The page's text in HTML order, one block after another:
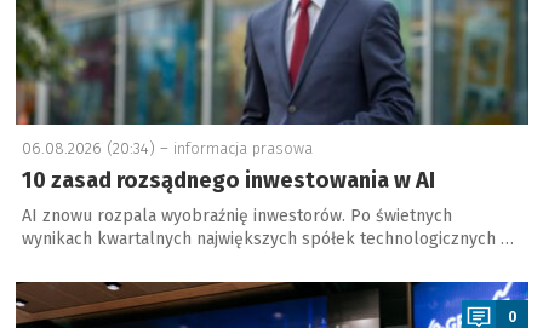
06.08.2026 (20:34) – informacja prasowa
10 zasad rozsądnego inwestowania w AI
AI znowu rozpala wyobraźnię inwestorów. Po świetnych
wynikach kwartalnych największych spółek technologicznych …
a
0